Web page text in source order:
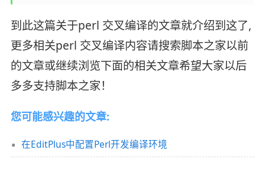
到此这篇关于perl 交叉编译的文章就介绍到这了,
更多相关perl 交叉编译内容请搜索脚本之家以前
的文章或继续浏览下面的相关文章希望大家以后
多多支持脚本之家！
您可能感兴趣的文章:
在EditPlus中配置Perl开发编译环境